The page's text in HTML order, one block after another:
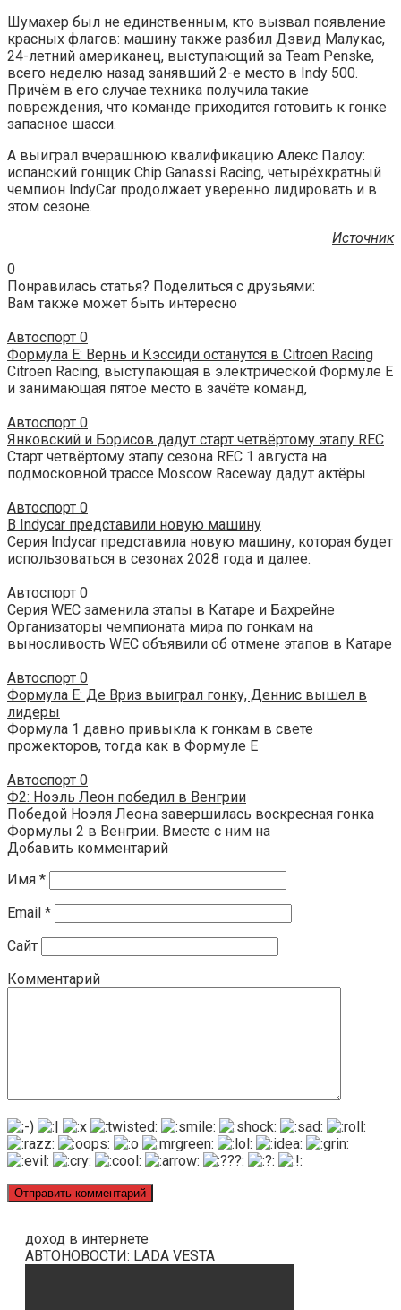
Шумахер был не единственным, кто вызвал появление
красных флагов: машину также разбил Дэвид Малукас,
24-летний американец, выступающий за Team Penske,
всего неделю назад занявший 2-е место в Indy 500.
Причём в его случае техника получила такие
повреждения, что команде приходится готовить к гонке
запасное шасси.
А выиграл вчерашнюю квалификацию Алекс Палоу:
испанский гонщик Chip Ganassi Racing, четырёхкратный
чемпион IndyCar продолжает уверенно лидировать и в
этом сезоне.
Источник
0
Понравилась статья? Поделиться с друзьями:
Вам также может быть интересно
Автоспорт 0
Формула Е: Вернь и Кэссиди останутся в Citroen Racing
Citroen Racing, выступающая в электрической Формуле Е
и занимающая пятое место в зачёте команд,
Автоспорт 0
Янковский и Борисов дадут старт четвёртому этапу REC
Старт четвёртому этапу сезона REC 1 августа на
подмосковной трассе Moscow Raceway дадут актёры
Автоспорт 0
В Indycar представили новую машину
Серия Indycar представила новую машину, которая будет
использоваться в сезонах 2028 года и далее.
Автоспорт 0
Серия WEC заменила этапы в Катаре и Бахрейне
Организаторы чемпионата мира по гонкам на
выносливость WEC объявили об отмене этапов в Катаре
Автоспорт 0
Формула E: Де Вриз выиграл гонку, Деннис вышел в
лидеры
Формула 1 давно привыкла к гонкам в свете
прожекторов, тогда как в Формуле E
Автоспорт 0
Ф2: Ноэль Леон победил в Венгрии
Победой Ноэля Леона завершилась воскресная гонка
Формулы 2 в Венгрии. Вместе с ним на
Добавить комментарий
Имя *
Email *
Сайт
Комментарий
доход в интернете
АВТОНОВОСТИ: LADA VESTA